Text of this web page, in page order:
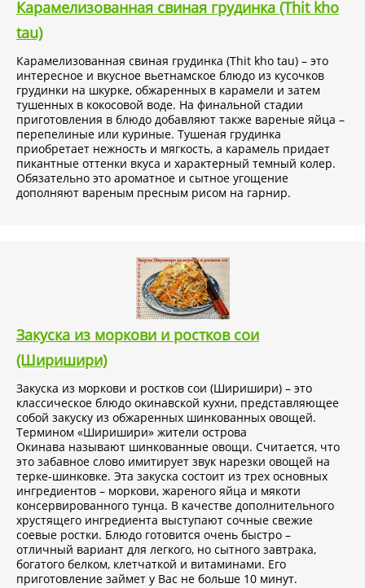
Карамелизованная свиная грудинка (Thit kho
tau)
Карамелизованная свиная грудинка (Thit kho tau) – это
интересное и вкусное вьетнамское блюдо из кусочков
грудинки на шкурке, обжаренных в карамели и затем
тушенных в кокосовой воде. На финальной стадии
приготовления в блюдо добавляют также вареные яйца –
перепелиные или куриные. Тушеная грудинка
приобретает нежность и мягкость, а карамель придает
пикантные оттенки вкуса и характерный темный колер.
Обязательно это ароматное и сытное угощение
дополняют вареным пресным рисом на гарнир.
Закуска из моркови и ростков сои
(Ширишири)
Закуска из моркови и ростков сои (Ширишири) – это
классическое блюдо окинавской кухни, представляющее
собой закуску из обжаренных шинкованных овощей.
Термином «Ширишири» жители острова
Окинава называют шинкованные овощи. Считается, что
это забавное слово имитирует звук нарезки овощей на
терке-шинковке. Эта закуска состоит из трех основных
ингредиентов – моркови, жареного яйца и мякоти
консервированного тунца. В качестве дополнительного
хрустящего ингредиента выступают сочные свежие
соевые ростки. Блюдо готовится очень быстро –
отличный вариант для легкого, но сытного завтрака,
богатого белком, клетчаткой и витаминами. Его
приготовление займет у Вас не больше 10 минут.